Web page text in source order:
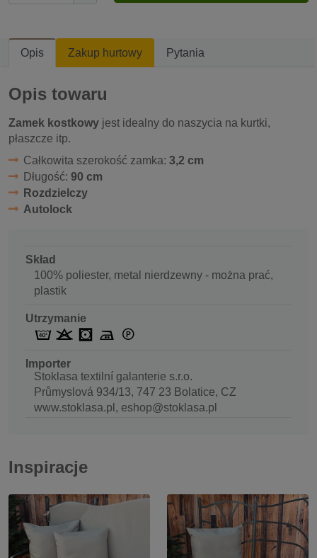
Opis Zakup hurtowy Pytania
Opis towaru
Zamek kostkowy jest idealny do naszycia na kurtki,
płaszcze itp.
Całkowita szerokość zamka: 3,2 cm
Długość: 90 cm
Rozdzielczy
Autolock
Skład
100% poliester, metal nierdzewny - można prać,
plastik
Utrzymanie
Importer
Stoklasa textilní galanterie s.r.o.
Průmyslová 934/13, 747 23 Bolatice, CZ
www.stoklasa.pl, eshop@stoklasa.pl
Inspiracje